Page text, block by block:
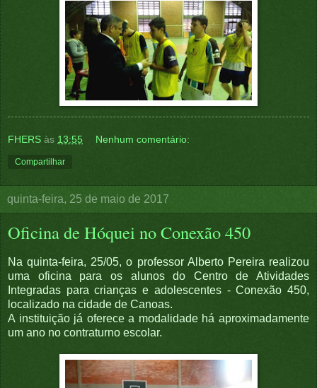
FHERS às 13:55 Nenhum comentário:
Compartilhar
quinta-feira, 25 de maio de 2017
Oficina de Hóquei no Conexão 450
Na quinta-feira, 25/05, o professor Alberto Pereira realizou
uma oficina para os alunos do Centro de Atividades
Integradas para crianças e adolescentes - Conexão 450,
localizado na cidade de Canoas.
A instituição já oferece a modalidade há aproximadamente
um ano no contraturno escolar.